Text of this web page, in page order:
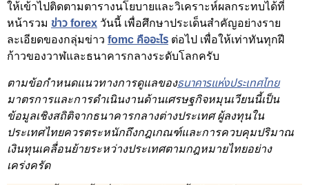
ให้เข้าไปติดตามตารางนโยบายและวิเคราะห์ผลกระทบได้ที่
หน้ารวม ข่าว forex วันนี้ เพื่อศึกษาประเด็นสำคัญอย่างราย
ละเอียดของกลุ่มข่าว fomc คืออะไร ต่อไป เพื่อให้เท่าทันทุกฝี
ก้าวของวาฬและธนาคารกลางระดับโลกครับ
ตามข้อกำหนดแนวทางการดูแลของธนาคารแห่งประเทศไทย
มาตรการและการดำเนินงานด้านเศรษฐกิจหมุนเวียนนี้เป็น
ข้อมูลเชิงสถิติจากธนาคารกลางต่างประเทศ ผู้ลงทุนใน
ประเทศไทยควรตระหนักถึงกฎเกณฑ์และการควบคุมปริมาณ
เงินทุนเคลื่อนย้ายระหว่างประเทศตามกฎหมายไทยอย่าง
เคร่งครัด